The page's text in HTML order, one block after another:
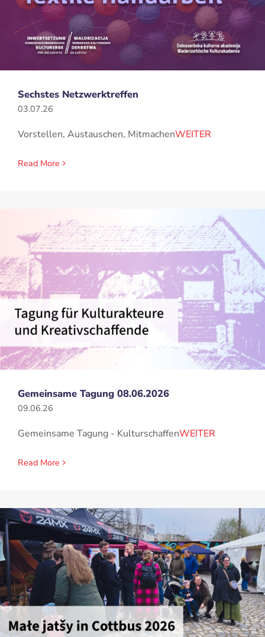
Sechstes Netzwerktreffen
03.07.26
Vorstellen, Austauschen, MitmachenWEITER
Read More
Gemeinsame Tagung 08.06.2026
09.06.26
Gemeinsame Tagung - KulturschaffenWEITER
Read More